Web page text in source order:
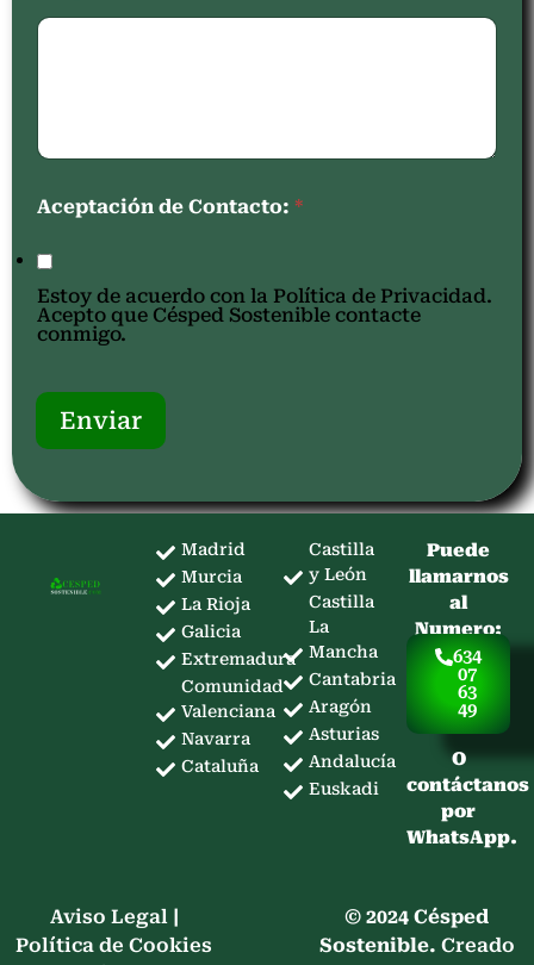
Aceptación de Contacto: *
Estoy de acuerdo con la Política de Privacidad.
Acepto que Césped Sostenible contacte
conmigo.
Enviar
Madrid
Murcia
La Rioja
Galicia
Extremadura
Comunidad
Valenciana
Navarra
Cataluña
Castilla
y León
Castilla
La
Mancha
Cantabria
Aragón
Asturias
Andalucía
Euskadi
Puede
llamarnos
al
Numero:
634
07
63
49
O
contáctanos
por
WhatsApp.
Aviso Legal |
Política de Cookies
© 2024 Césped
Sostenible. Creado